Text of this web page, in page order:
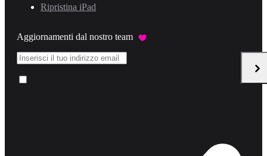
Ripristina iPad
Aggiornamenti dal nostro team